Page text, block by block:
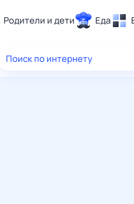
Родители и дети Еда
Здоровье
Поиск по интернету